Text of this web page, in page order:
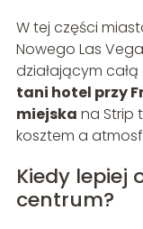
W tej części
Nowego Las
działającym
tani hotel przy
miejska na Strip
kosztem a
Kiedy lepiej
centrum?